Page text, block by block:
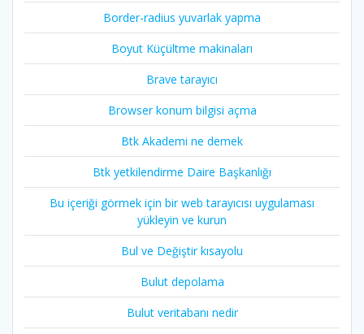
Border-radius yuvarlak yapma
Boyut Küçültme makinaları
Brave tarayıcı
Browser konum bilgisi açma
Btk Akademi ne demek
Btk yetkilendirme Daire Başkanlığı
Bu içeriği görmek için bir web tarayıcısı uygulaması
yükleyin ve kurun
Bul ve Değiştir kısayolu
Bulut depolama
Bulut veritabanı nedir